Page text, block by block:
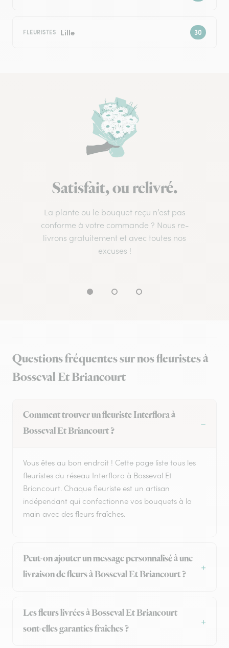
FLEURISTES Lille
Satisfait, ou relivré.
La plante ou le bouquet reçu n’est pas
conforme à votre commande ? Nous re-
livrons gratuitement et avec toutes nos
excuses !
Questions fréquentes sur nos fleuristes à
Bosseval Et Briancourt
Comment trouver un fleuriste Interflora à
Bosseval Et Briancourt ?
Vous êtes au bon endroit ! Cette page liste tous les
fleuristes du réseau Interflora à Bosseval Et
Briancourt. Chaque fleuriste est un artisan
indépendant qui confectionne vos bouquets à la
main avec des fleurs fraîches.
Peut-on ajouter un message personnalisé à une
livraison de fleurs à Bosseval Et Briancourt ?
Les fleurs livrées à Bosseval Et Briancourt
sont-elles garanties fraîches ?